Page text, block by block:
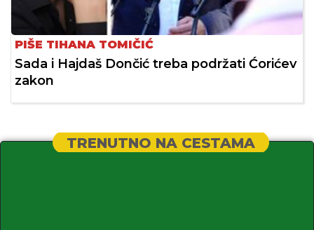
PIŠE TIHANA TOMIČIĆ
Sada i Hajdaš Dončić treba podržati Ćorićev
zakon
TRENUTNO NA CESTAMA